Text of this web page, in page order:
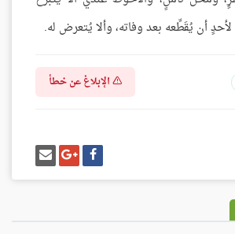
أن يُقَطِّعه بعد وفاته، وألا يُتعرض له.
الإبلاغ عن خطأ
شارك
على
فيسبوك
شارك
على
غوغل
بلس
إرسل
إيميل